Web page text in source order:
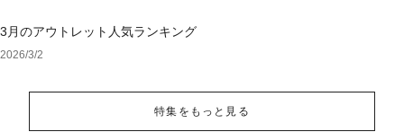
3月のアウトレット人気ランキング
2026/3/2
特集をもっと見る